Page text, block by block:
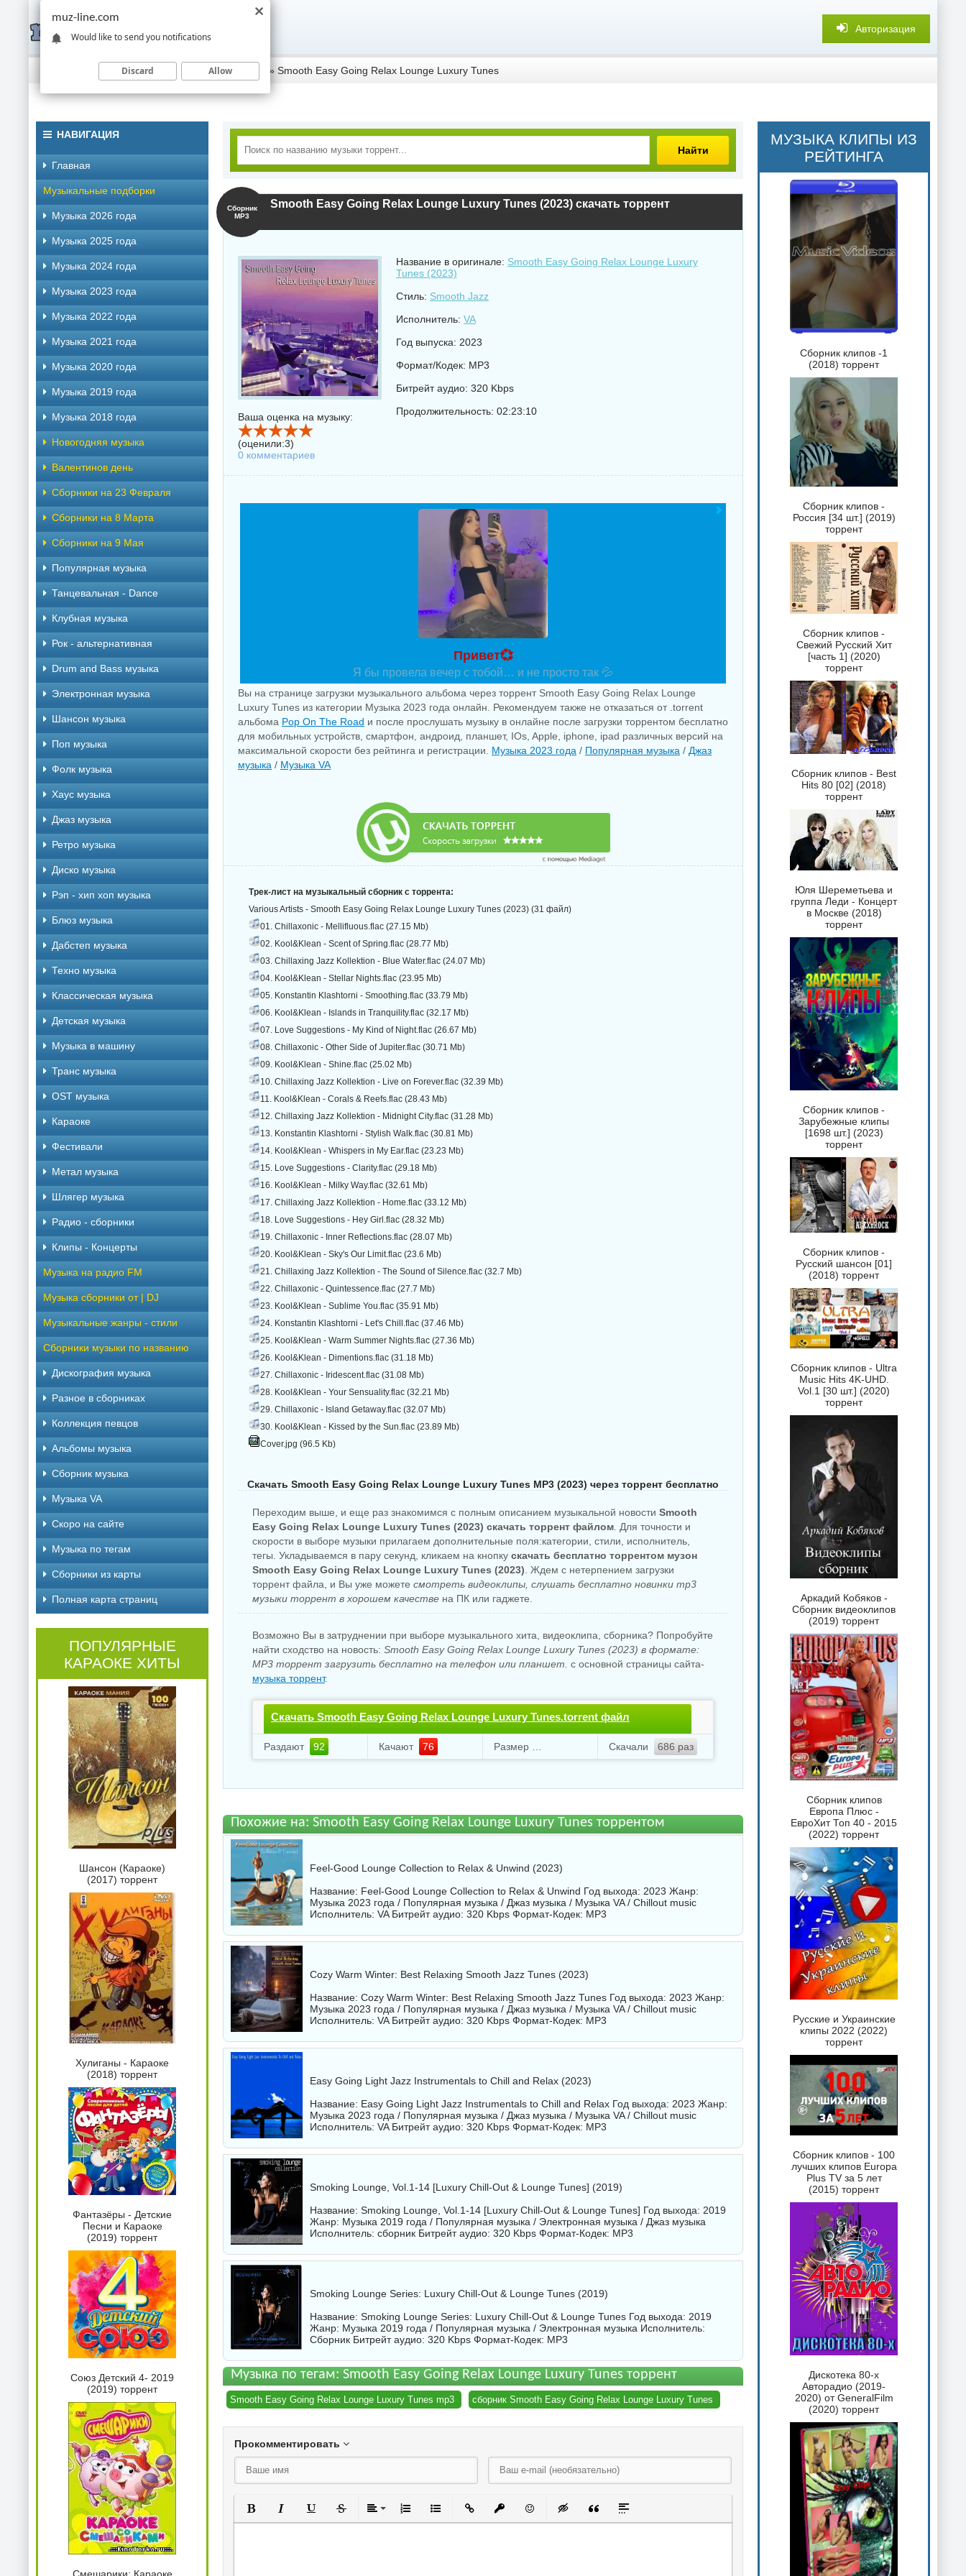
Авторизация
Скачать музыку торрентом Музыка 2023 года » Smooth Easy Going Relax Lounge Luxury Tunes
Найти
Smooth Easy Going Relax Lounge Luxury Tunes (2023) скачать торрент
Сборник
MP3
Ваша оценка на музыку:
(оценили:3)
0 комментариев
Название в оригинале: Smooth Easy Going Relax Lounge Luxury
Tunes (2023)
Стиль: Smooth Jazz
Исполнитель: VA
Год выпуска: 2023
Формат/Кодек: MP3
Битрейт аудио: 320 Kbps
Продолжительность: 02:23:10
Привет💞
Я бы провела вечер с тобой… и не просто так 💦
Вы на странице загрузки музыкального альбома через торрент Smooth Easy Going Relax Lounge
Luxury Tunes из категории Музыка 2023 года онлайн. Рекомендуем также не отказаться от .torrent
альбома Pop On The Road и после прослушать музыку в онлайне после загрузки торрентом бесплатно
для мобильных устройств, смартфон, андроид, планшет, IOs, Apple, iphone, ipad различных версий на
максимальной скорости без рейтинга и регистрации. Музыка 2023 года / Популярная музыка / Джаз
музыка / Музыка VA
Трек-лист на музыкальный сборник с торрента:
Various Artists - Smooth Easy Going Relax Lounge Luxury Tunes (2023) (31 файл)
01. Chillaxonic - Mellifluous.flac (27.15 Mb)
02. Kool&Klean - Scent of Spring.flac (28.77 Mb)
03. Chillaxing Jazz Kollektion - Blue Water.flac (24.07 Mb)
04. Kool&Klean - Stellar Nights.flac (23.95 Mb)
05. Konstantin Klashtorni - Smoothing.flac (33.79 Mb)
06. Kool&Klean - Islands in Tranquility.flac (32.17 Mb)
07. Love Suggestions - My Kind of Night.flac (26.67 Mb)
08. Chillaxonic - Other Side of Jupiter.flac (30.71 Mb)
09. Kool&Klean - Shine.flac (25.02 Mb)
10. Chillaxing Jazz Kollektion - Live on Forever.flac (32.39 Mb)
11. Kool&Klean - Corals & Reefs.flac (28.43 Mb)
12. Chillaxing Jazz Kollektion - Midnight City.flac (31.28 Mb)
13. Konstantin Klashtorni - Stylish Walk.flac (30.81 Mb)
14. Kool&Klean - Whispers in My Ear.flac (23.23 Mb)
15. Love Suggestions - Clarity.flac (29.18 Mb)
16. Kool&Klean - Milky Way.flac (32.61 Mb)
17. Chillaxing Jazz Kollektion - Home.flac (33.12 Mb)
18. Love Suggestions - Hey Girl.flac (28.32 Mb)
19. Chillaxonic - Inner Reflections.flac (28.07 Mb)
20. Kool&Klean - Sky's Our Limit.flac (23.6 Mb)
21. Chillaxing Jazz Kollektion - The Sound of Silence.flac (32.7 Mb)
22. Chillaxonic - Quintessence.flac (27.7 Mb)
23. Kool&Klean - Sublime You.flac (35.91 Mb)
24. Konstantin Klashtorni - Let's Chill.flac (37.46 Mb)
25. Kool&Klean - Warm Summer Nights.flac (27.36 Mb)
26. Kool&Klean - Dimentions.flac (31.18 Mb)
27. Chillaxonic - Iridescent.flac (31.08 Mb)
28. Kool&Klean - Your Sensuality.flac (32.21 Mb)
29. Chillaxonic - Island Getaway.flac (32.07 Mb)
30. Kool&Klean - Kissed by the Sun.flac (23.89 Mb)
Cover.jpg (96.5 Kb)
Скачать Smooth Easy Going Relax Lounge Luxury Tunes MP3 (2023) через торрент бесплатно
Переходим выше, и еще раз знакомимся с полным описанием музыкальной новости Smooth
Easy Going Relax Lounge Luxury Tunes (2023) скачать торрент файлом . Для точности и
скорости в выборе музыки прилагаем дополнительные поля:категории, стили, исполнитель,
тегы. Укладываемся в пару секунд, кликаем на кнопку скачать бесплатно торрентом музон
Smooth Easy Going Relax Lounge Luxury Tunes (2023) . Ждем с нетерпением загрузки
торрент файла, и Вы уже можете смотреть видеоклипы, слушать бесплатно новинки mp3
музыки торрент в хорошем качестве на ПК или гаджете.
Возможно Вы в затруднении при выборе музыкального хита, видеоклипа, сборника? Попробуйте
найти сходство на новость: Smooth Easy Going Relax Lounge Luxury Tunes (2023) в формате:
MP3 торрент загрузить бесплатно на телефон или планшет. с основной страницы сайта-
музыка торрент.
Скачать Smooth Easy Going Relax Lounge Luxury Tunes.torrent файл
бесплатно
Раздают 92 Качают 76 Скачали 686 раз
Похожие на: Smooth Easy Going Relax Lounge Luxury Tunes торрентом
Feel-Good Lounge Collection to Relax & Unwind (2023)
Название: Feel-Good Lounge Collection to Relax & Unwind Год выхода: 2023 Жанр:
Музыка 2023 года / Популярная музыка / Джаз музыка / Музыка VA / Chillout music
Исполнитель: VAБитрейт аудио: 320 Kbps Формат-Кодек: MP3
Cozy Warm Winter: Best Relaxing Smooth Jazz Tunes (2023)
Название: Cozy Warm Winter: Best Relaxing Smooth Jazz Tunes Год выхода: 2023 Жанр:
Музыка 2023 года / Популярная музыка / Джаз музыка / Музыка VA / Chillout music
Исполнитель: VAБитрейт аудио: 320 Kbps Формат-Кодек: MP3
Easy Going Light Jazz Instrumentals to Chill and Relax (2023)
Название: Easy Going Light Jazz Instrumentals to Chill and Relax Год выхода: 2023 Жанр:
Музыка 2023 года / Популярная музыка / Джаз музыка / Музыка VA / Chillout music
Исполнитель: VAБитрейт аудио: 320 Kbps Формат-Кодек: MP3
Smoking Lounge, Vol.1-14 [Luxury Chill-Out & Lounge Tunes] (2019)
Название: Smoking Lounge, Vol.1-14 [Luxury Chill-Out & Lounge Tunes] Год выхода: 2019
Жанр: Музыка 2019 года / Популярная музыка / Электронная музыка / Джаз музыка
Исполнитель: сборник Битрейт аудио: 320 Kbps Формат-Кодек: MP3
Smoking Lounge Series: Luxury Chill-Out & Lounge Tunes (2019)
Название: Smoking Lounge Series: Luxury Chill-Out & Lounge Tunes Год выхода: 2019
Жанр: Музыка 2019 года / Популярная музыка / Электронная музыка Исполнитель:
Сборник Битрейт аудио: 320 Kbps Формат-Кодек: MP3
Музыка по тегам: Smooth Easy Going Relax Lounge Luxury Tunes торрент
Smooth Easy Going Relax Lounge Luxury Tunes mp3 сборник Smooth Easy Going Relax Lounge Luxury Tunes
Прокомментировать
Полужирный
КурсивПодчеркнутый
ЗачеркнутыйВыравнивание
Нумерованный список
Маркированный список
Вставить ссылку
Вставить защищенную ссылку
Вставить смайлик
Вставка скрытого текста
Вставка цитаты
Вставка спойлера
НАВИГАЦИЯ
Главная
Музыкальные подборки
Музыка 2026 года
Музыка 2025 года
Музыка 2024 года
Музыка 2023 года
Музыка 2022 года
Музыка 2021 года
Музыка 2020 года
Музыка 2019 года
Музыка 2018 года
Новогодняя музыка
Валентинов день
Сборники на 23 Февраля
Сборники на 8 Марта
Сборники на 9 Мая
Популярная музыка
Танцевальная - Dance
Клубная музыка
Рок - альтернативная
Drum and Bass музыка
Электронная музыка
Шансон музыка
Поп музыка
Фолк музыка
Хаус музыка
Джаз музыка
Ретро музыка
Диско музыка
Рэп - хип хоп музыка
Блюз музыка
Дабстеп музыка
Техно музыка
Классическая музыка
Детская музыка
Музыка в машину
Транс музыка
OST музыка
Караоке
Фестивали
Метал музыка
Шлягер музыка
Радио - сборники
Клипы - Концерты
Музыка на радио FM
Музыка сборники от | DJ
Музыкальные жанры - стили
Сборники музыки по названию
Дискография музыка
Разное в сборниках
Коллекция певцов
Альбомы музыка
Сборник музыка
Музыка VA
Скоро на сайте
Музыка по тегам
Cборники из карты
Полная карта страниц
ПОПУЛЯРНЫЕ
КАРАОКЕ ХИТЫ
Шансон (Караоке)
(2017) торрент
Хулиганы - Караоке
(2018) торрент
Фантазёры - Детские
Песни и Караоке
(2019) торрент
Союз Детский 4- 2019
(2019) торрент
МУЗЫКА КЛИПЫ ИЗ
РЕЙТИНГА
Сборник клипов -1
(2018) торрент
Сборник клипов -
Россия [34 шт.] (2019)
торрент
Сборник клипов -
Свежий Русский Хит
[часть 1] (2020)
торрент
Сборник клипов - Best
Hits 80 [02] (2018)
торрент
Юля Шереметьева и
группа Леди - Концерт
в Москве (2018)
торрент
Сборник клипов -
Зарубежные клипы
[1698 шт.] (2023)
торрент
Сборник клипов -
Русский шансон [01]
(2018) торрент
Сборник клипов - Ultra
Music Hits 4K-UHD.
Vol.1 [30 шт.] (2020)
торрент
Аркадий Кобяков -
Сборник видеоклипов
(2019) торрент
Сборник клипов
Европа Плюс -
ЕвроХит Топ 40 - 2015
(2022) торрент
Русские и Украинские
клипы 2022 (2022)
торрент
Сборник клипов - 100
лучших клипов Europa
Plus TV за 5 лет
(2015) торрент
Дискотека 80-х
Авторадио (2019-
2020) от GeneralFilm
(2020) торрент
muz-line.com
Would like to send you notifications
Discard Allow